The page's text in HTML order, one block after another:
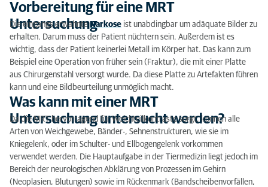
Vorbereitung für eine MRT
Untersuchung
Die eingangs erwähnte Narkose ist unabdingbar um adäquate Bilder zu
erhalten. Darum muss der Patient nüchtern sein. Außerdem ist es
wichtig, dass der Patient keinerlei Metall im Körper hat. Das kann zum
Beispiel eine Operation von früher sein (Fraktur), die mit einer Platte
aus Chirurgenstahl versorgt wurde. Da diese Platte zu Artefakten führen
kann und eine Bildbeurteilung unmöglich macht.
Was kann mit einer MRT
Untersuchung untersucht werden?
Da die MRT hervorragend für Weichteilkontraste sorgt, können alle
Arten von Weichgewebe, Bänder-, Sehnenstrukturen, wie sie im
Kniegelenk, oder im Schulter- und Ellbogengelenk vorkommen
verwendet werden. Die Hauptaufgabe in der Tiermedizin liegt jedoch im
Bereich der neurologischen Abklärung von Prozessen im Gehirn
(Neoplasien, Blutungen) sowie im Rückenmark (Bandscheibenvorfällen,